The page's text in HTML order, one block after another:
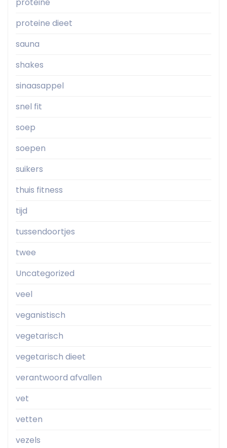
proteine
proteine dieet
sauna
shakes
sinaasappel
snel fit
soep
soepen
suikers
thuis fitness
tijd
tussendoortjes
twee
Uncategorized
veel
veganistisch
vegetarisch
vegetarisch dieet
verantwoord afvallen
vet
vetten
vezels